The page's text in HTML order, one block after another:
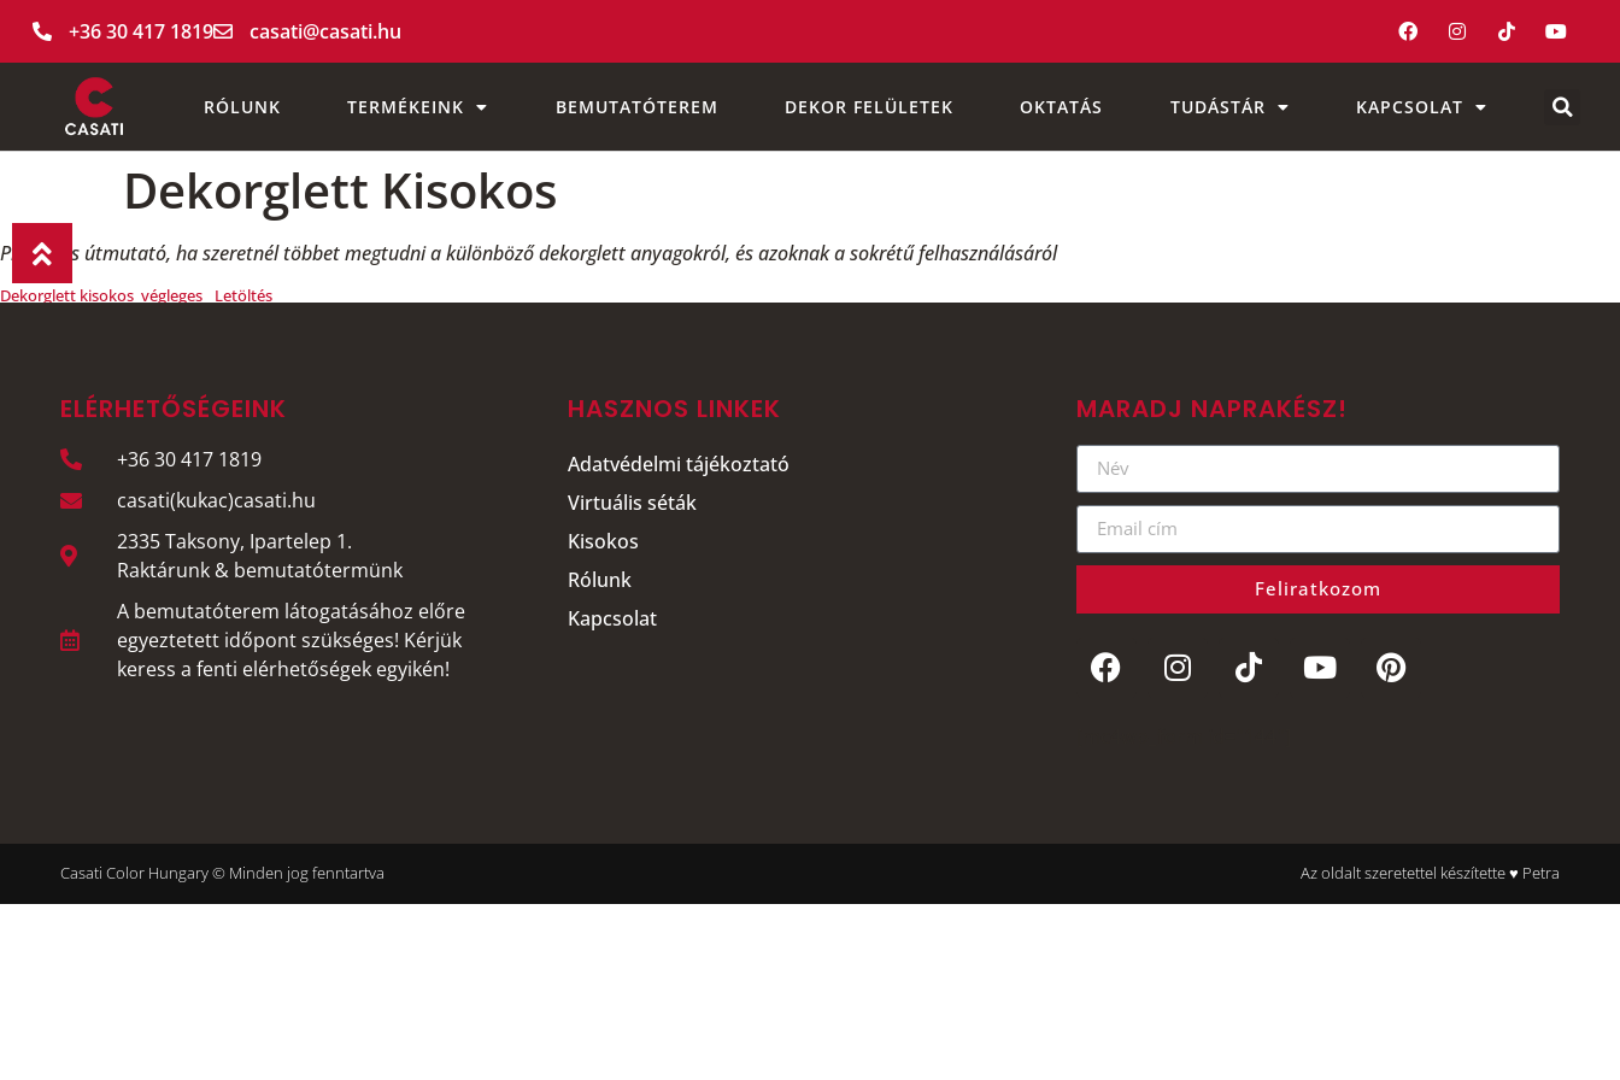
+36 30 417 1819 casati@casati.hu
RÓLUNK TERMÉKEINK BEMUTATÓTEREM DEKOR FELÜLETEK OKTATÁS TUDÁSTÁR KAPCSOLAT
Dekorglett Kisokos
Praktikus útmutató, ha szeretnél többet megtudni a különböző dekorglett anyagokról, és azoknak a sokrétű felhasználásáról
Dekorglett kisokos_végleges Letöltés
ELÉRHETŐSÉGEINK
+36 30 417 1819
casati(kukac)casati.hu
2335 Taksony, Ipartelep 1.
Raktárunk & bemutatótermünk
A bemutatóterem látogatásához előre
egyeztetett időpont szükséges! Kérjük
keress a fenti elérhetőségek egyikén!
HASZNOS LINKEK
Adatvédelmi tájékoztató
Virtuális séták
Kisokos
Rólunk
Kapcsolat
MARADJ NAPRAKÉSZ!
Feliratkozom
Casati Color Hungary © Minden jog fenntartva Az oldalt szeretettel készítette ♥ Petra